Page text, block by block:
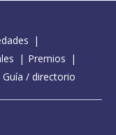
Premios
Guía / directorio